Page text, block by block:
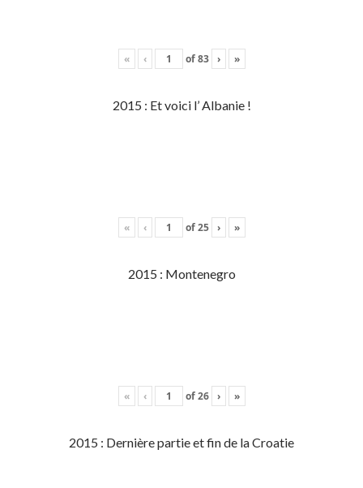
« ‹ of83 › »
2015 : Et voici l’ Albanie !
« ‹ of25 › »
2015 : Montenegro
« ‹ of26 › »
2015 : Dernière partie et fin de la Croatie